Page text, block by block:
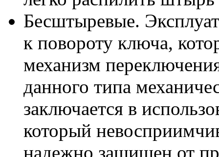
Бесштыревые.
к повороту ключа,
механизм
данного типа
заключается в
который
надежно защищен от